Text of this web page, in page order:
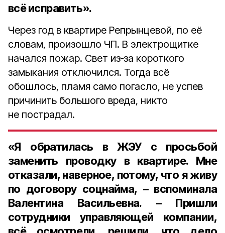
всё исправить».
Через год в квартире Репрынцевой, по её
словам, произошло ЧП. В электрощитке
начался пожар. Свет из‑за короткого
замыкания отключился. Тогда всё
обошлось, пламя само погасло, не успев
причинить большого вреда, никто
не пострадал.
«Я обратилась в ЖЭУ с просьбой
заменить проводку в квартире. Мне
отказали, наверное, потому, что я живу
по договору соцнайма, – вспоминала
Валентина Васильевна. – Пришли
сотрудники управляющей компании,